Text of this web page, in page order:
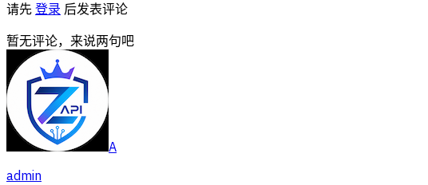
请先 登录 后发表评论
暂无评论，来说两句吧
A
admin